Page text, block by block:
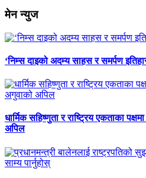
मेन न्युज
‘निम्स दाइको अदम्य साहस र समर्पण
धार्मिक सहिष्णुता र राष्ट्रिय एकताका
अपिल